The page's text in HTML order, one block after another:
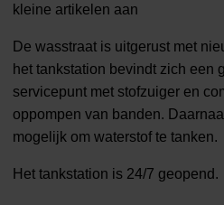
kleine artikelen aan
De wasstraat is uitgerust met
het tankstation bevindt zich een
servicepunt met stofzuiger en
oppompen van banden.
mogelijk om waterstof te tanken.
Het tankstation is 24/7 geopend.